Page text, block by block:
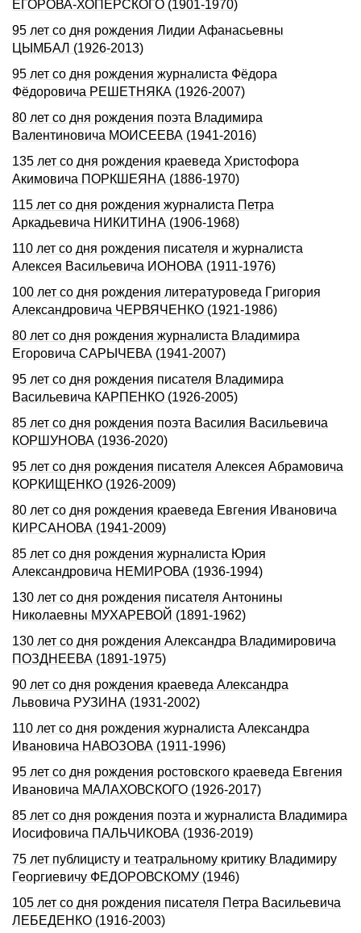
ЕГОРОВА-ХОПЕРСКОГО (1901-1970)
95 лет со дня рождения Лидии Афанасьевны
ЦЫМБАЛ (1926-2013)
95 лет со дня рождения журналиста Фёдора
Фёдоровича РЕШЕТНЯКА (1926-2007)
80 лет со дня рождения поэта Владимира
Валентиновича МОИСЕЕВА (1941-2016)
135 лет со дня pождения краеведа Хpистофоpа
Акимовича ПОРКШЕЯHА (1886-1970)
115 лет со дня pождения журналиста Петpа
Аpкадьевича HИКИТИHА (1906-1968)
110 лет со дня рождения писателя и журналиста
Алексея Васильевича ИОНОВА (1911-1976)
100 лет со дня pождения литературоведа Гpигоpия
Александpовича ЧЕРВЯЧЕHКО (1921-1986)
80 лет со дня рождения журналиста Владимира
Егоровича САРЫЧЕВА (1941-2007)
95 лет со дня рождения писателя Владимира
Васильевича КАРПЕНКО (1926-2005)
85 лет со дня рождения поэта Василия Васильевича
КОРШУНОВА (1936-2020)
95 лет со дня рождения писателя Алексея Абрамовича
КОРКИЩЕНКО (1926-2009)
80 лет со дня рождения краеведа Евгения Ивановича
КИРСАНОВА (1941-2009)
85 лет со дня рождения журналиста Юрия
Александровича НЕМИРОВА (1936-1994)
130 лет со дня рождения писателя Антонины
Николаевны МУХАРЕВОЙ (1891-1962)
130 лет со дня рождения Александра Владимировича
ПОЗДНЕЕВА (1891-1975)
90 лет со дня рождения краеведа Александра
Львовича РУЗИНА (1931-2002)
110 лет со дня рождения журналиста Александра
Ивановича НАВОЗОВА (1911-1996)
95 лет со дня рождения ростовского краеведа Евгения
Ивановича МАЛАХОВСКОГО (1926-2017)
85 лет со дня рождения поэта и журналиста Владимира
Иосифовича ПАЛЬЧИКОВА (1936-2019)
75 лет публицисту и театральному критику Владимиру
Георгиевичу ФЕДОРОВСКОМУ (1946)
105 лет со дня рождения писателя Петра Васильевича
ЛЕБЕДЕНКО (1916-2003)